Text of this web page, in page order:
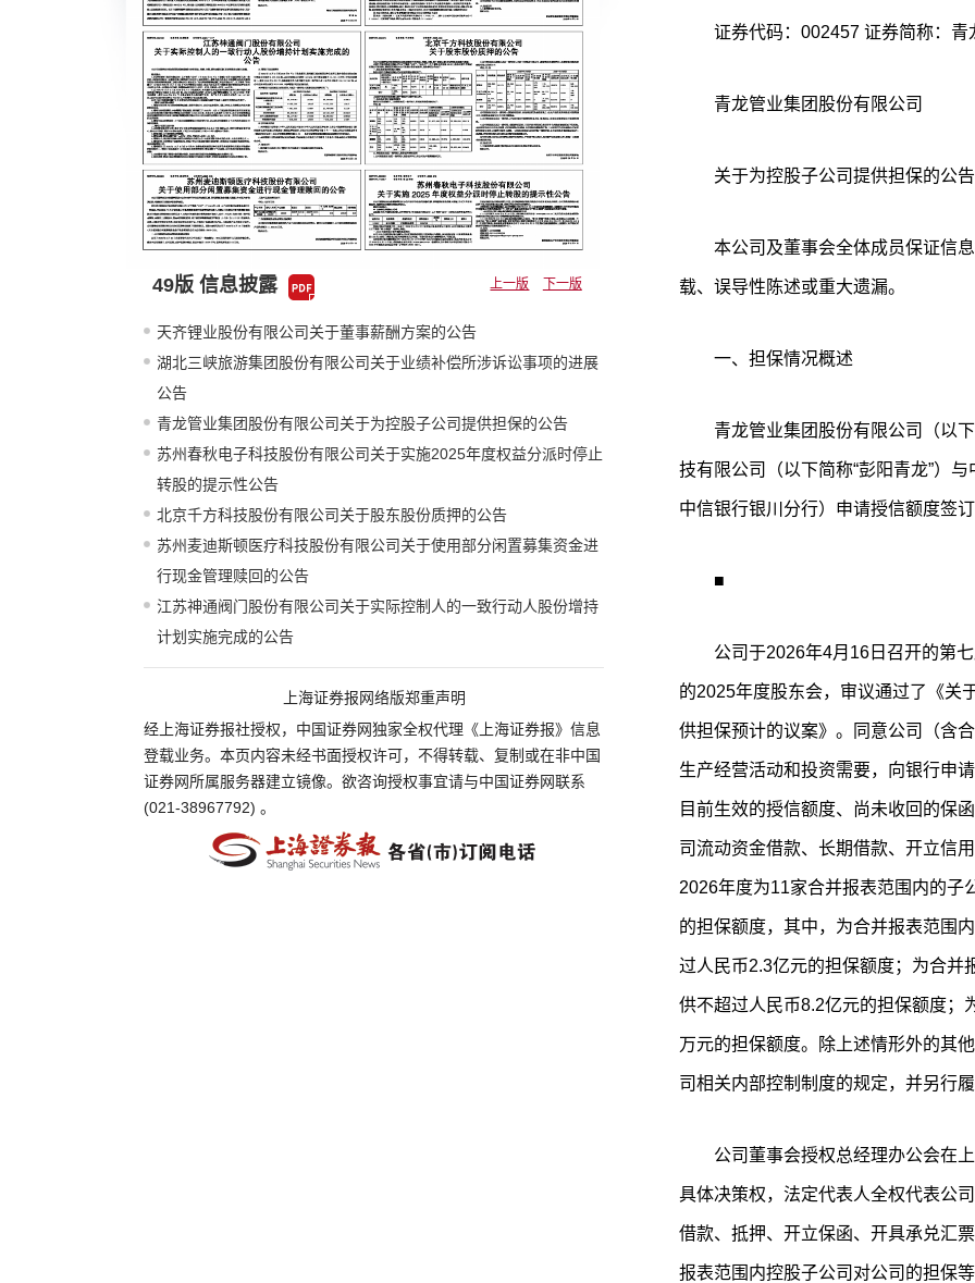
49版 信息披露 上一版 下一版
天齐锂业股份有限公司关于董事薪酬方案的公告
湖北三峡旅游集团股份有限公司关于业绩补偿所涉诉讼事项的进展
公告
青龙管业集团股份有限公司关于为控股子公司提供担保的公告
苏州春秋电子科技股份有限公司关于实施2025年度权益分派时停止
转股的提示性公告
北京千方科技股份有限公司关于股东股份质押的公告
苏州麦迪斯顿医疗科技股份有限公司关于使用部分闲置募集资金进
行现金管理赎回的公告
江苏神通阀门股份有限公司关于实际控制人的一致行动人股份增持
计划实施完成的公告
上海证券报网络版郑重声明
经上海证券报社授权，中国证券网独家全权代理《上海证券报》信息
登载业务。本页内容未经书面授权许可，不得转载、复制或在非中国
证券网所属服务器建立镜像。欲咨询授权事宜请与中国证券网联系
(021-38967792) 。
青龙管业集团股份有限公司
关于为控股子公司提供担保的公告
本公司及董事会全体成员保证信
载、误导性陈述或重大遗漏。
一、担保情况概述
青龙管业集团股份有限公司（以
技有限公司（以下简称“彭阳青龙”）
中信银行银川分行）申请授信额度签
■
公司于2026年4月16日召开的第
的2025年度股东会，审议通过了《关
供担保预计的议案》。同意公司（含
生产经营活动和投资需要，向银行申
目前生效的授信额度、尚未收回的保
司流动资金借款、长期借款、开立信
2026年度为11家合并报表范围内的子
的担保额度，其中，为合并报表范围
过人民币2.3亿元的担保额度；为合并
供不超过人民币8.2亿元的担保额度；
万元的担保额度。除上述情形外的其
司相关内部控制制度的规定，并另行履
公司董事会授权总经理办公会在
具体决策权，法定代表人全权代表公
借款、抵押、开立保函、开具承兑汇
报表范围内控股子公司对公司的担保